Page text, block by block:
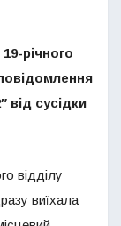
річного
від сусідки
відділу
виїхала